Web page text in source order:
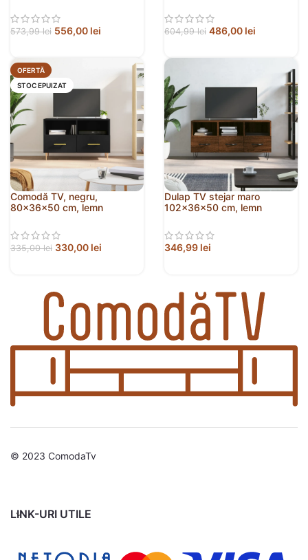
573,99lei 556,00 lei 604,99lei 486,00 lei
OFERTĂ
STOC EPUIZAT
Comodă TV, negru,
80x36x50 cm, lemn
335,00lei 330,00 lei
Dulap TV stejar maro
102x36x50 cm, lemn
346,99 lei
© 2023 ComodaTv
LINK-URI UTILE